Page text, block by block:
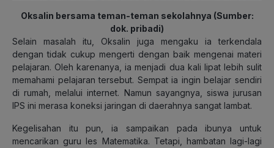
Oksalin bersama teman-teman sekolahnya (Sumber:
dok. pribadi)
Selain masalah itu, Oksalin juga mengaku ia terkendala
dengan tidak cukup mengerti dengan baik mengenai materi
pelajaran. Oleh karenanya, ia menjadi dua kali lipat lebih sulit
memahami pelajaran tersebut. Sempat ia ingin belajar sendiri
di rumah, melalui internet. Namun sayangnya, siswa jurusan
IPS ini merasa koneksi jaringan di daerahnya sangat lambat.
Kegelisahan itu pun, ia sampaikan pada ibunya untuk
mencarikan guru les Matematika. Tetapi, hambatan lagi-lagi